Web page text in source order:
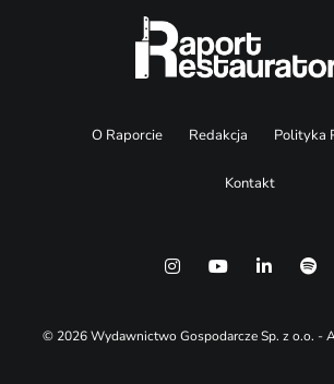
O Raporcie Redakcja Polityka
Kontakt
© 2026 Wydawnictwo Gospodarcze Sp. z o.o. -